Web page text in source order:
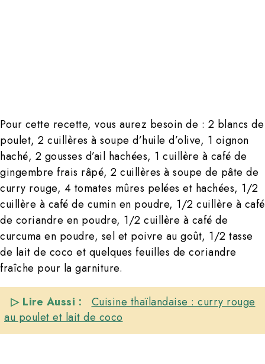
Pour cette recette, vous aurez besoin de : 2 blancs de
poulet, 2 cuillères à soupe d’huile d’olive, 1 oignon
haché, 2 gousses d’ail hachées, 1 cuillère à café de
gingembre frais râpé, 2 cuillères à soupe de pâte de
curry rouge, 4 tomates mûres pelées et hachées, 1/2
cuillère à café de cumin en poudre, 1/2 cuillère à café
de coriandre en poudre, 1/2 cuillère à café de
curcuma en poudre, sel et poivre au goût, 1/2 tasse
de lait de coco et quelques feuilles de coriandre
fraîche pour la garniture.
▷ Lire Aussi :
Cuisine thaïlandaise : curry rouge
au poulet et lait de coco